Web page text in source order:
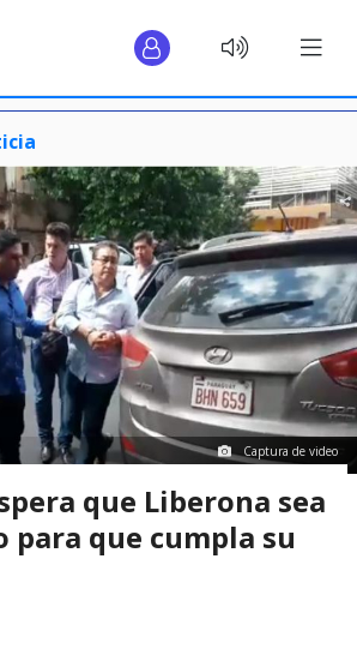
Captura de video
que Liberona sea
que cumpla su